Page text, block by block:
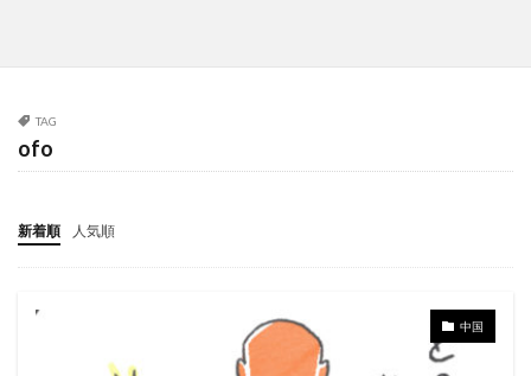
TAG
ofo
新着順 人気順
中国